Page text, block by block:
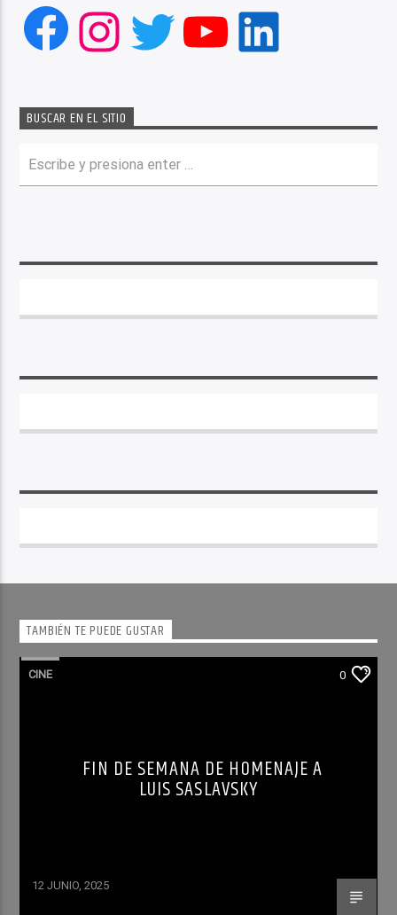
Facebook
Instagram
Twitter
YouTube
LinkedIn
BUSCAR EN EL SITIO
TAMBIÉN TE PUEDE GUSTAR
CINE 0
FIN DE SEMANA DE HOMENAJE A
LUIS SASLAVSKY
12 JUNIO, 2025